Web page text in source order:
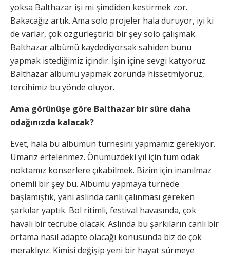
yoksa Balthazar işi mi şimdiden kestirmek zor.
Bakacağız artık. Ama solo projeler hala duruyor, iyi ki
de varlar, çok özgürleştirici bir şey solo çalışmak.
Balthazar albümü kaydediyorsak sahiden bunu
yapmak istediğimiz içindir. İşin içine sevgi katıyoruz.
Balthazar albümü yapmak zorunda hissetmiyoruz,
tercihimiz bu yönde oluyor.
Ama görünüşe göre Balthazar bir süre daha
odağınızda kalacak?
Evet, hala bu albümün turnesini yapmamız gerekiyor.
Umarız ertelenmez. Önümüzdeki yıl için tüm odak
noktamız konserlere çıkabilmek. Bizim için inanılmaz
önemli bir şey bu. Albümü yapmaya turnede
başlamıştık, yani aslında canlı çalınması gereken
şarkılar yaptık. Bol ritimli, festival havasında, çok
havalı bir tecrübe olacak. Aslında bu şarkıların canlı bir
ortama nasıl adapte olacağı konusunda biz de çok
meraklıyız. Kimisi değişip yeni bir hayat sürmeye